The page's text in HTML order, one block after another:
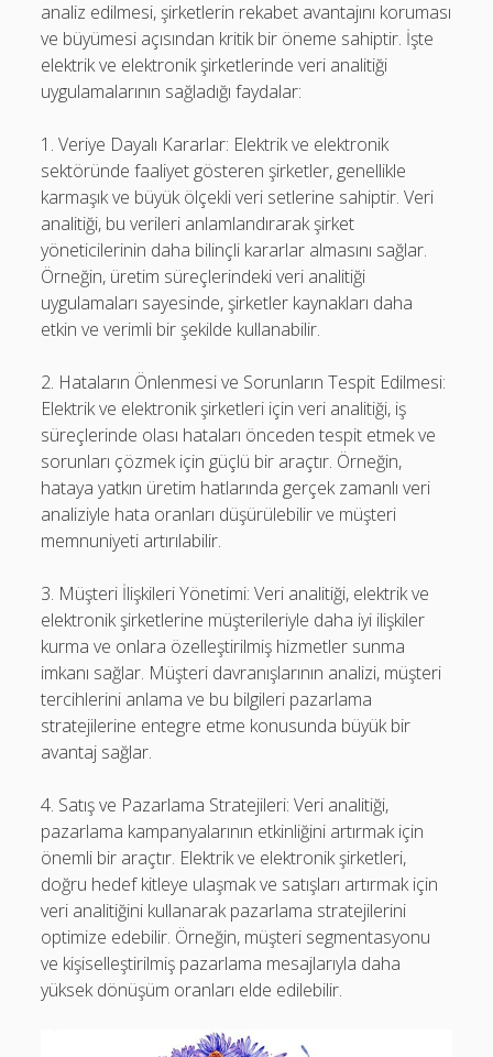
analiz edilmesi, şirketlerin rekabet avantajını koruması
ve büyümesi açısından kritik bir öneme sahiptir. İşte
elektrik ve elektronik şirketlerinde veri analitiği
uygulamalarının sağladığı faydalar:
1. Veriye Dayalı Kararlar: Elektrik ve elektronik
sektöründe faaliyet gösteren şirketler, genellikle
karmaşık ve büyük ölçekli veri setlerine sahiptir. Veri
analitiği, bu verileri anlamlandırarak şirket
yöneticilerinin daha bilinçli kararlar almasını sağlar.
Örneğin, üretim süreçlerindeki veri analitiği
uygulamaları sayesinde, şirketler kaynakları daha
etkin ve verimli bir şekilde kullanabilir.
2. Hataların Önlenmesi ve Sorunların Tespit Edilmesi:
Elektrik ve elektronik şirketleri için veri analitiği, iş
süreçlerinde olası hataları önceden tespit etmek ve
sorunları çözmek için güçlü bir araçtır. Örneğin,
hataya yatkın üretim hatlarında gerçek zamanlı veri
analiziyle hata oranları düşürülebilir ve müşteri
memnuniyeti artırılabilir.
3. Müşteri İlişkileri Yönetimi: Veri analitiği, elektrik ve
elektronik şirketlerine müşterileriyle daha iyi ilişkiler
kurma ve onlara özelleştirilmiş hizmetler sunma
imkanı sağlar. Müşteri davranışlarının analizi, müşteri
tercihlerini anlama ve bu bilgileri pazarlama
stratejilerine entegre etme konusunda büyük bir
avantaj sağlar.
4. Satış ve Pazarlama Stratejileri: Veri analitiği,
pazarlama kampanyalarının etkinliğini artırmak için
önemli bir araçtır. Elektrik ve elektronik şirketleri,
doğru hedef kitleye ulaşmak ve satışları artırmak için
veri analitiğini kullanarak pazarlama stratejilerini
optimize edebilir. Örneğin, müşteri segmentasyonu
ve kişiselleştirilmiş pazarlama mesajlarıyla daha
yüksek dönüşüm oranları elde edilebilir.